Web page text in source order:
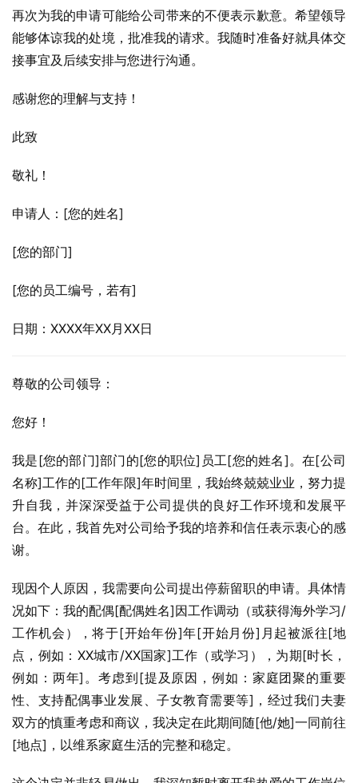
再次为我的申请可能给公司带来的不便表示歉意。希望领导
能够体谅我的处境，批准我的请求。我随时准备好就具体交
接事宜及后续安排与您进行沟通。
感谢您的理解与支持！
此致
敬礼！
申请人：[您的姓名]
[您的部门]
[您的员工编号，若有]
日期：XXXX年XX月XX日
尊敬的公司领导：
您好！
我是[您的部门]部门的[您的职位]员工[您的姓名]。在[公司
名称]工作的[工作年限]年时间里，我始终兢兢业业，努力提
升自我，并深深受益于公司提供的良好工作环境和发展平
台。在此，我首先对公司给予我的培养和信任表示衷心的感
谢。
现因个人原因，我需要向公司提出停薪留职的申请。具体情
况如下：我的配偶[配偶姓名]因工作调动（或获得海外学习/
工作机会），将于[开始年份]年[开始月份]月起被派往[地
点，例如：XX城市/XX国家]工作（或学习），为期[时长，
例如：两年]。考虑到[提及原因，例如：家庭团聚的重要
性、支持配偶事业发展、子女教育需要等]，经过我们夫妻
双方的慎重考虑和商议，我决定在此期间随[他/她]一同前往
[地点]，以维系家庭生活的完整和稳定。